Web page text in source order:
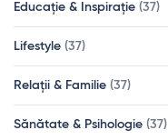
Educație & Inspirație (37)
Lifestyle (37)
Relații & Familie (37)
Sănătate & Psihologie (37)